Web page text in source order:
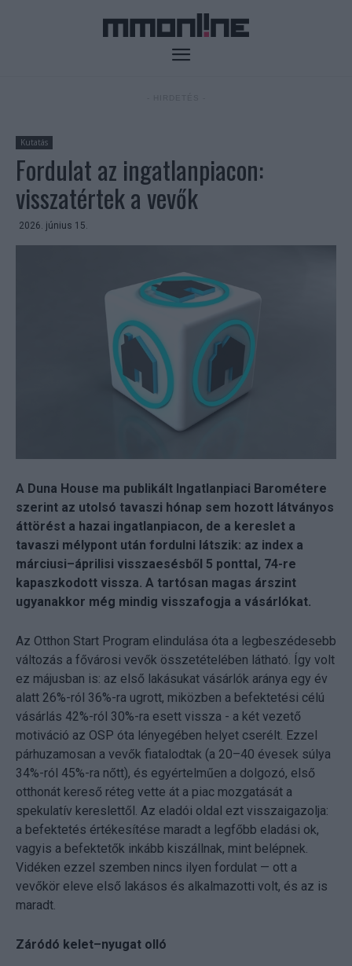
Kutatás
Fordulat az ingatlanpiacon:
visszatértek a vevők
2026. június 15.
A Duna House ma publikált Ingatlanpiaci Barométere
szerint az utolsó tavaszi hónap sem hozott látványos
áttörést a hazai ingatlanpiacon, de a kereslet a
tavaszi mélypont után fordulni látszik: az index a
márciusi–áprilisi visszaesésből 5 ponttal, 74-re
kapaszkodott vissza. A tartósan magas árszint
ugyanakkor még mindig visszafogja a vásárlókat.
Az Otthon Start Program elindulása óta a legbeszédesebb
változás a fővárosi vevők összetételében látható. Így volt
ez májusban is: az első lakásukat vásárlók aránya egy év
alatt 26%-ról 36%-ra ugrott, miközben a befektetési célú
vásárlás 42%-ról 30%-ra esett vissza - a két vezető
motiváció az OSP óta lényegében helyet cserélt. Ezzel
párhuzamosan a vevők fiatalodtak (a 20–40 évesek súlya
34%-ról 45%-ra nőtt), és egyértelműen a dolgozó, első
otthonát kereső réteg vette át a piac mozgatását a
spekulatív kereslettől. Az eladói oldal ezt visszaigazolja:
a befektetés értékesítése maradt a legfőbb eladási ok,
vagyis a befektetők inkább kiszállnak, mint belépnek.
Vidéken ezzel szemben nincs ilyen fordulat — ott a
vevőkör eleve első lakásos és alkalmazotti volt, és az is
maradt.
Záródó kelet–nyugat olló